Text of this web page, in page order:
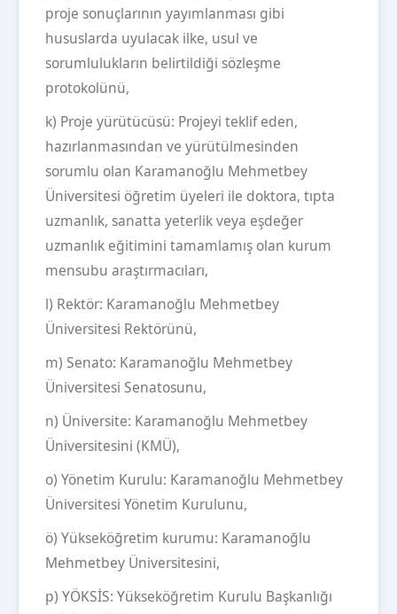
proje sonuçlarının yayımlanması gibi
hususlarda uyulacak ilke, usul ve
sorumlulukların belirtildiği sözleşme
protokolünü,
k) Proje yürütücüsü: Projeyi teklif eden,
hazırlanmasından ve yürütülmesinden
sorumlu olan Karamanoğlu Mehmetbey
Üniversitesi öğretim üyeleri ile doktora, tıpta
uzmanlık, sanatta yeterlik veya eşdeğer
uzmanlık eğitimini tamamlamış olan kurum
mensubu araştırmacıları,
l) Rektör: Karamanoğlu Mehmetbey
Üniversitesi Rektörünü,
m) Senato: Karamanoğlu Mehmetbey
Üniversitesi Senatosunu,
n) Üniversite: Karamanoğlu Mehmetbey
Üniversitesini (KMÜ),
o) Yönetim Kurulu: Karamanoğlu Mehmetbey
Üniversitesi Yönetim Kurulunu,
ö) Yükseköğretim kurumu: Karamanoğlu
Mehmetbey Üniversitesini,
p) YÖKSİS: Yükseköğretim Kurulu Başkanlığı